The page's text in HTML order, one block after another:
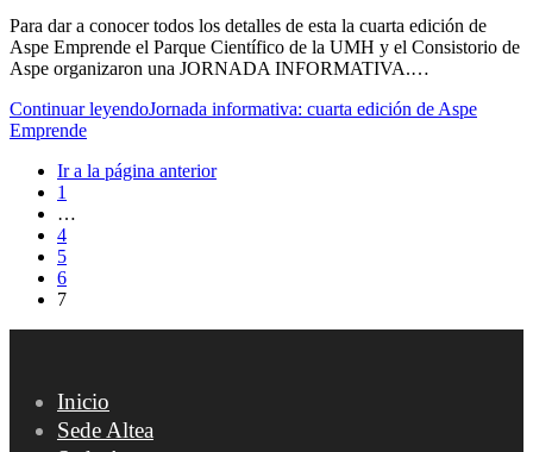
Para dar a conocer todos los detalles de esta la cuarta edición de
Aspe Emprende el Parque Científico de la UMH y el Consistorio de
Aspe organizaron una JORNADA INFORMATIVA.…
Continuar leyendoJornada informativa: cuarta edición de Aspe
Emprende
Ir a la página anterior
1
…
4
5
6
7
Inicio
Sede Altea